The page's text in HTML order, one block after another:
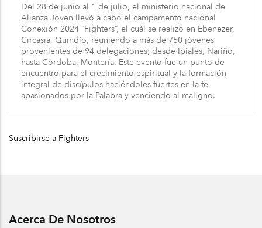
Del 28 de junio al 1 de julio, el ministerio nacional de
Alianza Joven llevó a cabo el campamento nacional
Conexión 2024 “Fighters”, el cuál se realizó en Ebenezer,
Circasia, Quindío, reuniendo a más de 750 jóvenes
provenientes de 94 delegaciones; desde Ipiales, Nariño,
hasta Córdoba, Montería. Este evento fue un punto de
encuentro para el crecimiento espiritual y la formación
integral de discípulos haciéndoles fuertes en la fe,
apasionados por la Palabra y venciendo al maligno.
Suscribirse a Fighters
Acerca De Nosotros